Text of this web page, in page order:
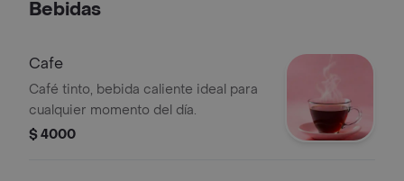
Bebidas
Cafe
Café tinto, bebida caliente ideal para
cualquier momento del día.
$ 4000